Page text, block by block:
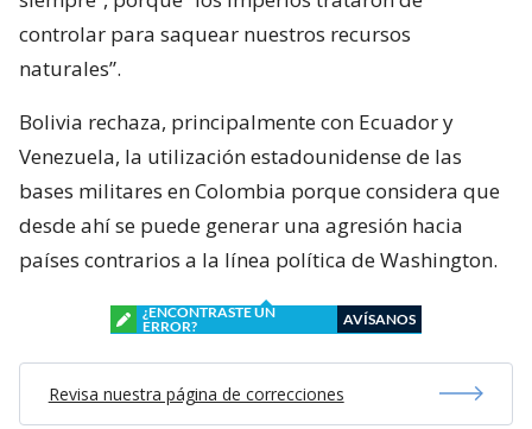
controlar para saquear nuestros recursos
naturales”.
Bolivia rechaza, principalmente con Ecuador y
Venezuela, la utilización estadounidense de las
bases militares en Colombia porque considera que
desde ahí se puede generar una agresión hacia
países contrarios a la línea política de Washington.
¿ENCONTRASTE UN
ERROR?
AVÍSANOS
Revisa nuestra página de correcciones